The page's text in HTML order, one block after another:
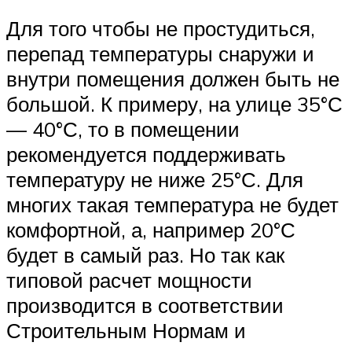
Для того чтобы не простудиться,
перепад температуры снаружи и
внутри помещения должен быть не
большой. К примеру, на улице 35°С
— 40°С, то в помещении
рекомендуется поддерживать
температуру не ниже 25°С. Для
многих такая температура не будет
комфортной, а, например 20°С
будет в самый раз. Но так как
типовой расчет мощности
производится в соответствии
Строительным Нормам и